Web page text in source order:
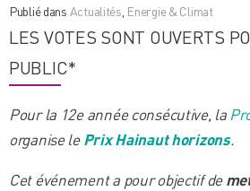
Publié dans Actualités Energie & Climat
LES VOTES SONT OUVERTS
PUBLIC*
Pour la 12e année consécutive, la
organise lePrix Hainaut horizons.
Cet événement a pour objectif de